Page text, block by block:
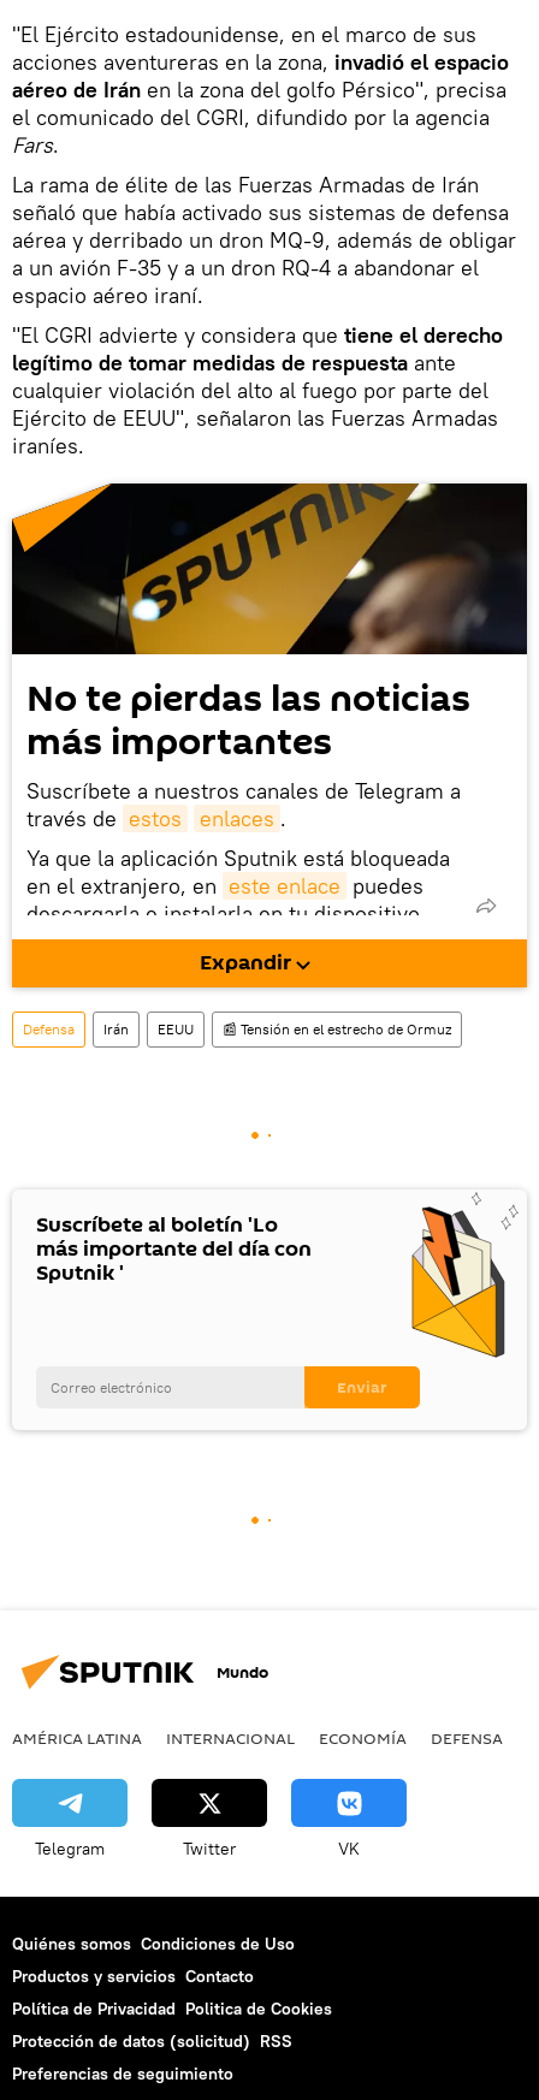
"El Ejército estadounidense, en el marco de sus
acciones aventureras en la zona, invadió el espacio
aéreo de Irán en la zona del golfo Pérsico", precisa
el comunicado del CGRI, difundido por la agencia
Fars.
La rama de élite de las Fuerzas Armadas de Irán
señaló que había activado sus sistemas de defensa
aérea y derribado un dron MQ-9, además de obligar
a un avión F-35 y a un dron RQ-4 a abandonar el
espacio aéreo iraní.
"El CGRI advierte y considera que tiene el derecho
legítimo de tomar medidas de respuesta ante
cualquier violación del alto al fuego por parte del
Ejército de EEUU", señalaron las Fuerzas Armadas
iraníes.
No te pierdas las noticias
más importantes
Suscríbete a nuestros canales de Telegram a
través de estos enlaces .
Ya que la aplicación Sputnik está bloqueada
en el extranjero, en este enlace puedes
descargarla e instalarla en tu dispositivo
móvil (¡solo para Android!).
También tenemos una cuenta en la red
social rusa VK .
Expandir
Defensa Irán EEUU 📰 Tensión en el estrecho de Ormuz
Suscríbete al boletín 'Lo
más importante del día con
Sputnik '
Mundo
AMÉRICA LATINA INTERNACIONAL ECONOMÍA DEFENSA
Telegram Twitter VK
Quiénes somos Condiciones de Uso
Productos y servicios Contacto
Política de Privacidad Politica de Cookies
Protección de datos (solicitud) RSS
Preferencias de seguimiento